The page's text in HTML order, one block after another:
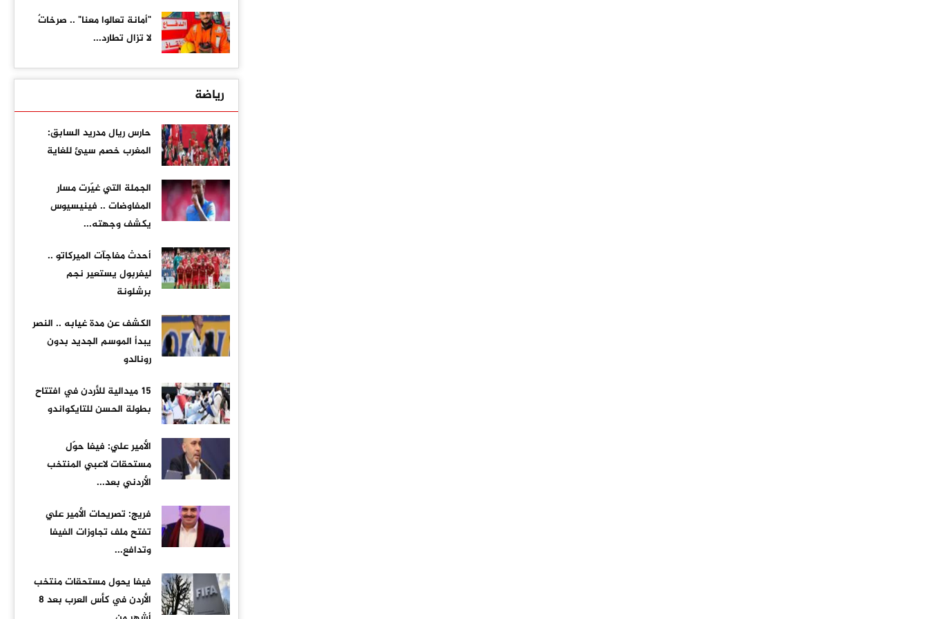
"أمانة تعالوا معنا" .. صرخاتٌ
لا تزال تطارد...
رياضة
حارس ريال مدريد السابق:
المغرب خصم سيئ للغاية
الجملة التي غيّرت مسار
المفاوضات .. فينيسيوس
يكشف وجهته...
أحدث مفاجآت الميركاتو ..
ليفربول يستعير نجم
برشلونة
الكشف عن مدة غيابه .. النصر
يبدأ الموسم الجديد بدون
رونالدو
15 ميدالية للأردن في افتتاح
بطولة الحسن للتايكواندو
الأمير علي: فيفا حوّل
مستحقات لاعبي المنتخب
الأردني بعد...
فريج: تصريحات الأمير علي
تفتح ملف تجاوزات الفيفا
وتدافع...
فيفا يحول مستحقات منتخب
الأردن في كأس العرب بعد 8